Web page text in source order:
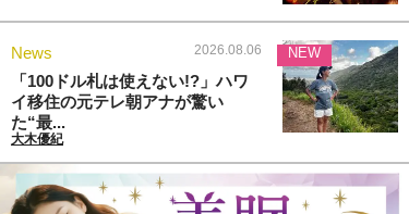
News 2026.08.06
「100ドル札は使えない!?」ハワ
イ移住の元テレ朝アナが驚い
た“最...
大木優紀
NEW